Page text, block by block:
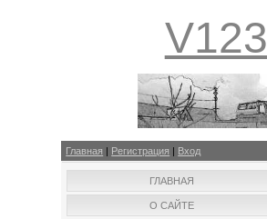
V123
Главная | Регистрация | Вход
ГЛАВНАЯ
О САЙТЕ